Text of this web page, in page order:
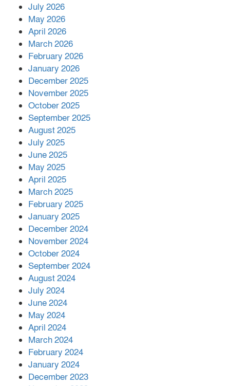
পর ফোন তারেক রহমানের,গ্যাস সঙ্কট
সহায়তা দিলেন সাচিং প্রু জেরী
July 2026
May 2026
April 2026
March 2026
February 2026
January 2026
December 2025
November 2025
October 2025
September 2025
August 2025
July 2025
June 2025
May 2025
April 2025
March 2025
February 2025
January 2025
December 2024
November 2024
October 2024
September 2024
August 2024
July 2024
June 2024
May 2024
April 2024
March 2024
February 2024
January 2024
December 2023